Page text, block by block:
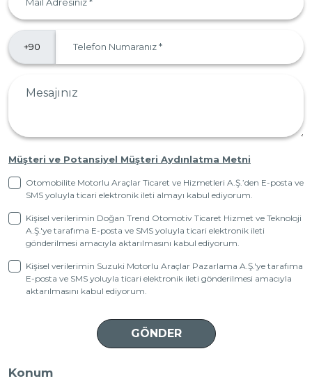
Müşteri ve Potansiyel Müşteri Aydınlatma Metni
Otomobilite Motorlu Araçlar Ticaret ve Hizmetleri A.Ş.’den E-posta ve
SMS yoluyla ticari elektronik ileti almayı kabul ediyorum.
Kişisel verilerimin Doğan Trend Otomotiv Ticaret Hizmet ve Teknoloji
A.Ş.'ye tarafıma E-posta ve SMS yoluyla ticari elektronik ileti
gönderilmesi amacıyla aktarılmasını kabul ediyorum.
Kişisel verilerimin Suzuki Motorlu Araçlar Pazarlama A.Ş.'ye tarafıma
E-posta ve SMS yoluyla ticari elektronik ileti gönderilmesi amacıyla
aktarılmasını kabul ediyorum.
Konum